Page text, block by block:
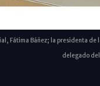
Fátima Báñez; la presidenta de
delegado